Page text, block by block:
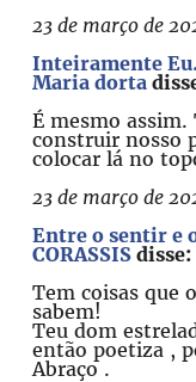
23 de março de
Inteiramente Eu.
Maria dorta
É mesmo
construir nosso
colocar lá no
23 de março de
Entre o sentir e
CORASSIS disse:
Tem coisas que
sabem!
Teu dom
então poetiza ,
Abraço .